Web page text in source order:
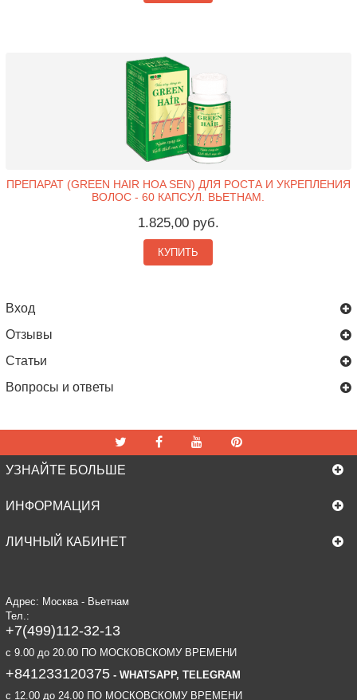
ПРЕПАРАТ (GREEN HAIR HOA SEN) ДЛЯ РОСТА И УКРЕПЛЕНИЯ
ВОЛОС - 60 КАПСУЛ. ВЬЕТНАМ.
1.825,00 руб.
КУПИТЬ
Вход
Отзывы
Статьи
Вопросы и ответы
УЗНАЙТЕ БОЛЬШЕ
ИНФОРМАЦИЯ
ЛИЧНЫЙ КАБИНЕТ
Адрес: Москва - Вьетнам
Тел.:
+7(499)112-32-13
c 9.00 до 20.00 ПО МОСКОВСКОМУ ВРЕМЕНИ
+841233120375- WHATSAPP, TELEGRAM
c 12.00 до 24.00 ПО МОСКОВСКОМУ ВРЕМЕНИ